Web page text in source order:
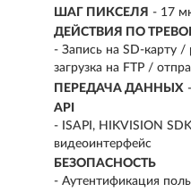
ШАГ ПИКСЕЛЯ - 17
ДЕЙСТВИЯ ПО
- Запись на SD-карту
загрузка на FTP /
ПЕРЕДАЧА ДАННЫХ
API
- ISAPI, HIKVISION
видеоинтерфейс
БЕЗОПАСНОСТЬ
- Аутентификация